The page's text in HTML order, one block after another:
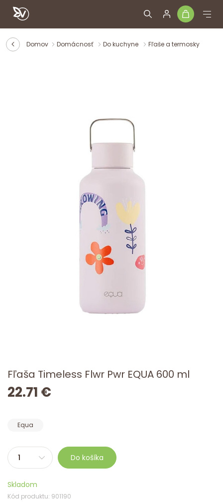
Domov Domácnosť Do kuchyne Fľaše a termosky
Fľaša Timeless Flwr Pwr EQUA 600 ml
22.71 €
Equa
Do košíka
Skladom
Kód produktu: 901190